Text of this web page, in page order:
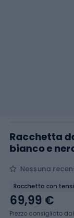
Racchetta
bianco e
Nessuna
Racchetta con
69,99 €
Prezzo consigliato